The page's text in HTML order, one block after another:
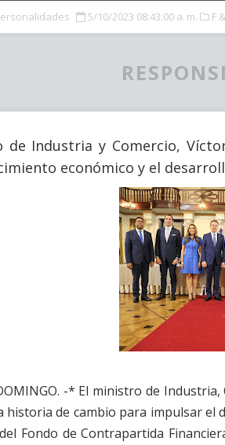
5/10/2023 08:43:00 a. m. F
de Industria y Comercio,
económico y el
-* El ministro de
historia de cambio para impulsar
Fondo de Contrapartida